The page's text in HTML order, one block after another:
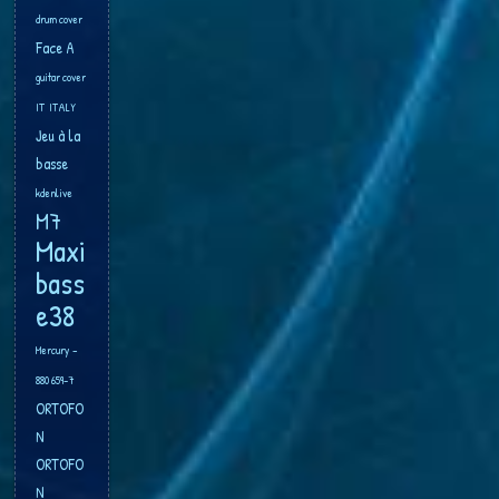
drum cover
Face A
guitar cover
IT ITALY
Jeu à la
basse
kdenlive
M7
Maxi
bass
e38
Mercury –
880 659-7
ORTOFO
N
ORTOFO
N